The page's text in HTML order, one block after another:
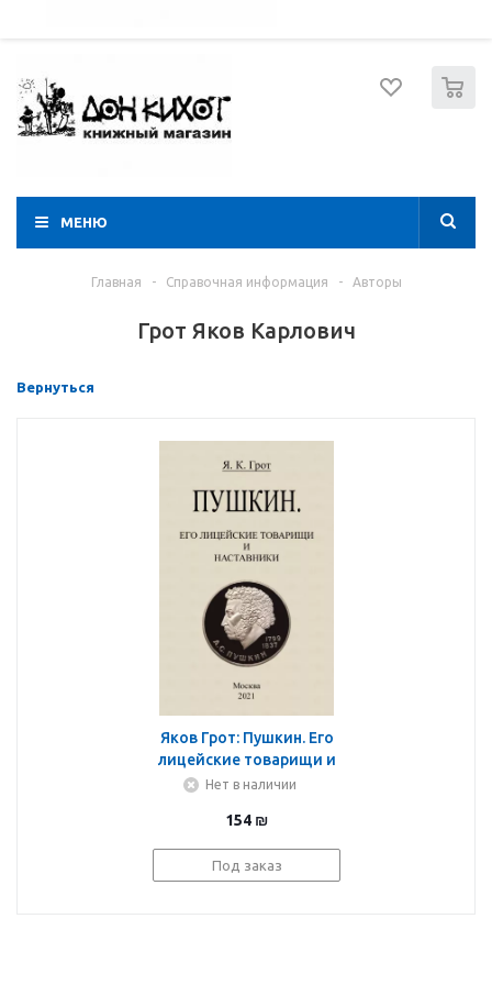
МЕНЮ
Главная - Справочная информация - Авторы
Грот Яков Карлович
Вернуться
Яков Грот: Пушкин. Его
лицейские товарищи и
наставники.
Нет в наличии
154 ₪
Под заказ